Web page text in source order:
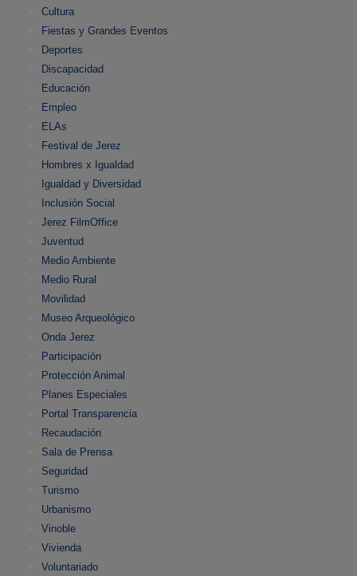
Cultura
Fiestas y Grandes Eventos
Deportes
Discapacidad
Educación
Empleo
ELAs
Festival de Jerez
Hombres x Igualdad
Igualdad y Diversidad
Inclusión Social
Jerez FilmOffice
Juventud
Medio Ambiente
Medio Rural
Movilidad
Museo Arqueológico
Onda Jerez
Participación
Protección Animal
Planes Especiales
Portal Transparencia
Recaudación
Sala de Prensa
Seguridad
Turismo
Urbanismo
Vinoble
Vivienda
Voluntariado